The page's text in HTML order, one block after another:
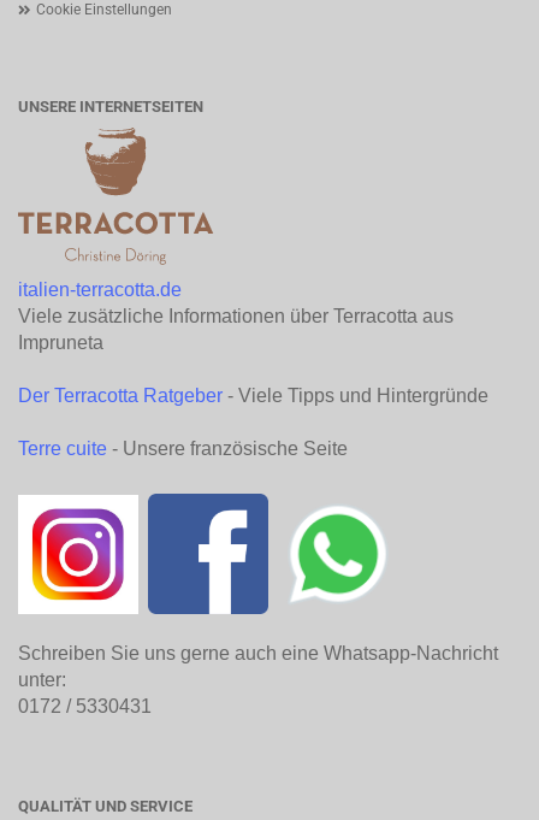
Cookie Einstellungen
UNSERE INTERNETSEITEN
italien-terracotta.de
Viele zusätzliche Informationen über Terracotta aus
Impruneta
Der Terracotta Ratgeber - Viele Tipps und Hintergründe
Terre cuite - Unsere französische Seite
Schreiben Sie uns gerne auch eine Whatsapp-Nachricht
unter:
0172 / 5330431
QUALITÄT UND SERVICE